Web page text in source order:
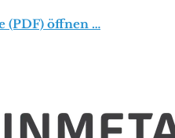
(PDF) öffnen …